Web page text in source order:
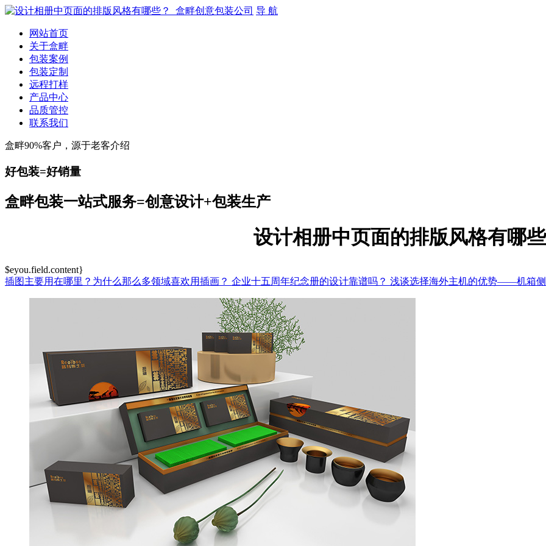
导 航
网站首页
关于盒畔
包装案例
包装定制
远程打样
产品中心
品质管控
联系我们
盒畔90%客户，源于老客介绍
好包装=好销量
盒畔包装一站式服务=创意设计+包装生产
设计相册中页面的排版风格有哪
$eyou.field.content}
插图主要用在哪里？为什么那么多领域喜欢用插画？ 企业十五周年纪念册的设计靠谱吗？ 浅谈选择海外主机的优势——机箱